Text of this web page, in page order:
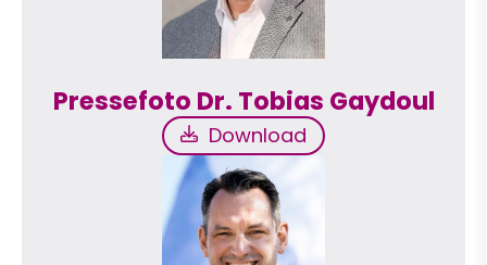
Download
Download
Pressefoto Dr. Tobias Gaydoul